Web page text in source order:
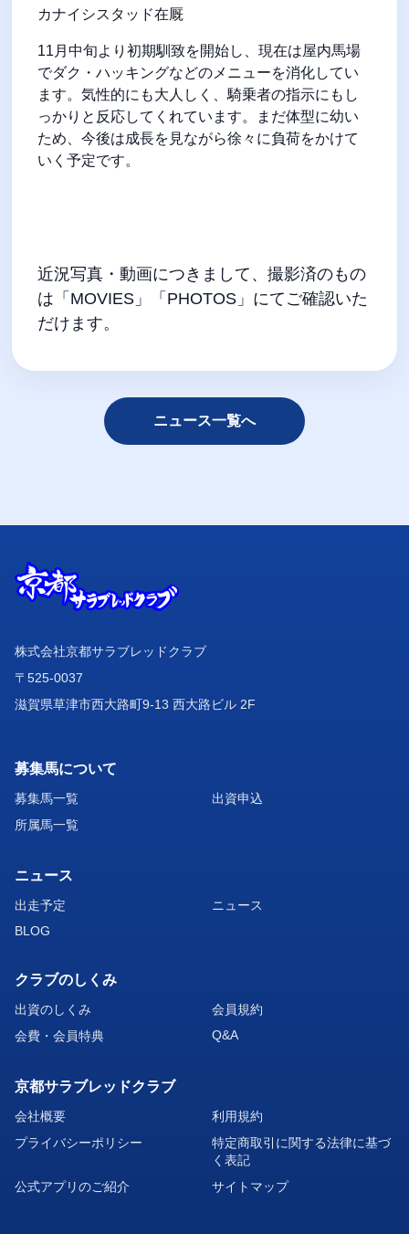
カナイシスタッド在厩
11 月中旬より初期馴致を開始し、現在は屋内馬場
でダク・ハッキングなどのメニューを消化してい
ます。気性的にも大人しく、騎乗者の指示にもし
っかりと反応してくれています。まだ体型に幼い
ため、今後は成長を見ながら徐々に負荷をかけて
いく予定です。
近況写真・動画につきまして、撮影済のもの
は「 MOVIES 」「 PHOTOS 」にてご確認いた
だけます。
ニュース一覧へ
株式会社京都サラブレッドクラブ
〒525-0037
滋賀県草津市西大路町9-13 西大路ビル 2F
募集馬について
募集馬一覧
出資申込
所属馬一覧
ニュース
出走予定
ニュース
BLOG
クラブのしくみ
出資のしくみ
会員規約
会費・会員特典
Q&A
京都サラブレッドクラブ
会社概要
利用規約
プライバシーポリシー
特定商取引に関する法律に基づ
く表記
公式アプリのご紹介
サイトマップ